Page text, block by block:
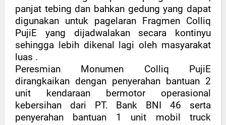
panjat tebing dan bahkan gedung yang dapat
digunakan untuk pagelaran Fragmen Colliq
PujiE yang dijadwalakan secara kontinyu
sehingga lebih dikenal lagi oleh masyarakat
luas .
Peresmian Monumen Colliq PujiE
dirangkaikan dengan penyerahan bantuan 2
unit kendaraan bermotor operasional
kebersihan dari PT. Bank BNI 46 serta
penyerahan bantuan 1 unit mobil truck